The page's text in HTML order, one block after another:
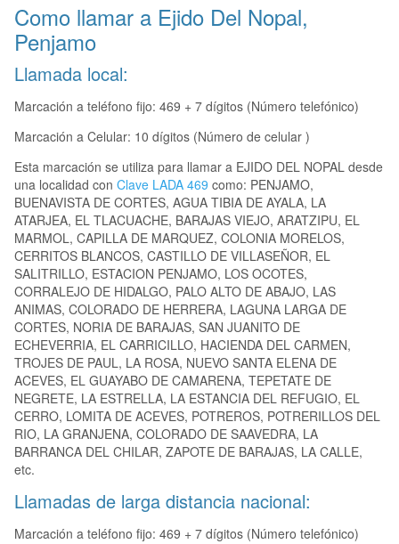
Como llamar a Ejido Del Nopal,
Penjamo
Llamada local:
Marcación a teléfono fijo: 469 + 7 dígitos (Número telefónico)
Marcación a Celular: 10 dígitos (Número de celular )
Esta marcación se utiliza para llamar a EJIDO DEL NOPAL desde
una localidad con Clave LADA 469 como: PENJAMO,
BUENAVISTA DE CORTES, AGUA TIBIA DE AYALA, LA
ATARJEA, EL TLACUACHE, BARAJAS VIEJO, ARATZIPU, EL
MARMOL, CAPILLA DE MARQUEZ, COLONIA MORELOS,
CERRITOS BLANCOS, CASTILLO DE VILLASEÑOR, EL
SALITRILLO, ESTACION PENJAMO, LOS OCOTES,
CORRALEJO DE HIDALGO, PALO ALTO DE ABAJO, LAS
ANIMAS, COLORADO DE HERRERA, LAGUNA LARGA DE
CORTES, NORIA DE BARAJAS, SAN JUANITO DE
ECHEVERRIA, EL CARRICILLO, HACIENDA DEL CARMEN,
TROJES DE PAUL, LA ROSA, NUEVO SANTA ELENA DE
ACEVES, EL GUAYABO DE CAMARENA, TEPETATE DE
NEGRETE, LA ESTRELLA, LA ESTANCIA DEL REFUGIO, EL
CERRO, LOMITA DE ACEVES, POTREROS, POTRERILLOS DEL
RIO, LA GRANJENA, COLORADO DE SAAVEDRA, LA
BARRANCA DEL CHILAR, ZAPOTE DE BARAJAS, LA CALLE,
etc.
Llamadas de larga distancia nacional:
Marcación a teléfono fijo: 469 + 7 dígitos (Número telefónico)